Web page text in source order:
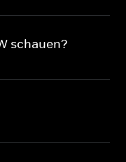
schauen?